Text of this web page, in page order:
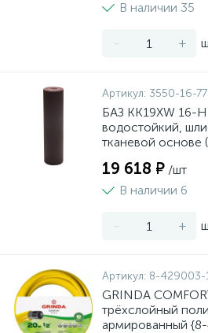
В наличии 35
- +
Артикул: 3550-16-
БАЗ KK19XW 16-
водостойкий,
тканевой основе
19 618 ₽ /шт
В наличии 6
- +
Артикул: 8-
GRINDA
трёхслойный
армированный